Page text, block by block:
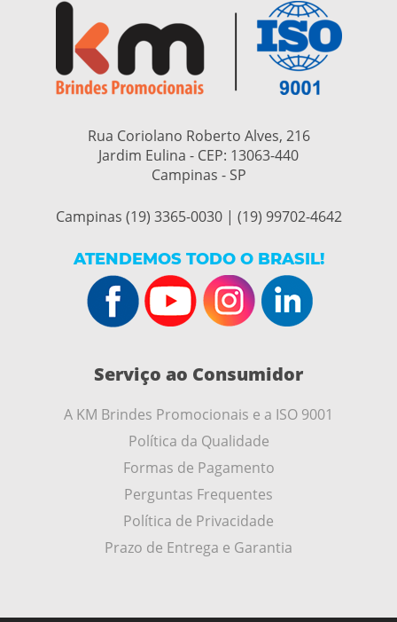
Rua Coriolano Roberto Alves, 216
Jardim Eulina - CEP: 13063-440
Campinas - SP
Campinas (19) 3365-0030 | (19) 99702-4642
ATENDEMOS TODO O BRASIL!
Serviço ao Consumidor
A KM Brindes Promocionais e a ISO 9001
Política da Qualidade
Formas de Pagamento
Perguntas Frequentes
Política de Privacidade
Prazo de Entrega e Garantia